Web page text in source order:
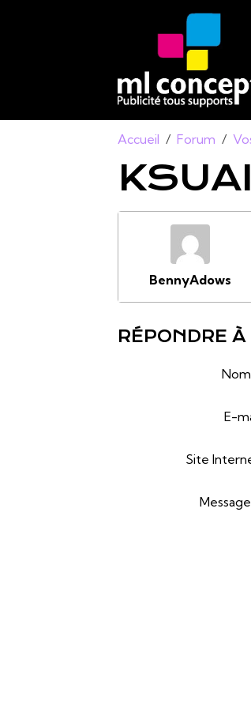
Accueil Forum
BennyAdows
RÉPONDRE
Nom
E-
Site
Message